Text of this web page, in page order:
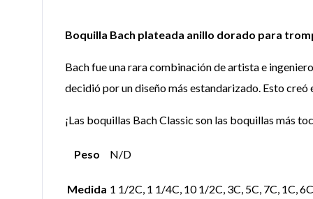
Boquilla Bach plateada anillo dorado para
Bach fue una rara combinación de artista e
decidió por un diseño más estandarizado. Esto
¡Las boquillas Bach Classic son las boquillas más
Peso N/D
Medida 1 1/2C, 1 1/4C, 10 1/2C, 3C, 5C, 7C, 1C, 6C